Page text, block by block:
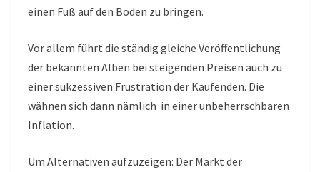
einen Fuß auf den Boden zu bringen.
Vor allem führt die ständig gleiche Veröffentlichung
der bekannten Alben bei steigenden Preisen auch zu
einer sukzessiven Frustration der Kaufenden. Die
wähnen sich dann nämlich in einer unbeherrschbaren
Inflation.
Um Alternativen aufzuzeigen: Der Markt der